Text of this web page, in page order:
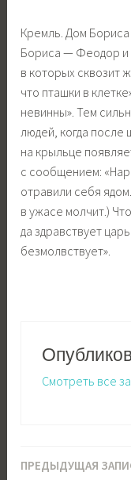
Кремль. Дом Бориса
Бориса — Феодор и
в которых сквозит
что пташки в
невинны». Тем
людей, когда после
на крыльце
с сообщением:
отравили себя
в ужасе молчит.)
да здравствует
безмолвствует».
Смотреть все
Навигация
ПРЕДЫДУЩАЯ